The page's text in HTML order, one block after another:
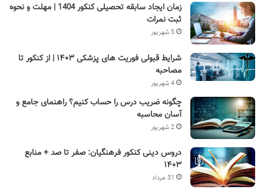
زمان ایجاد سابقه تحصیلی کنکور 1404 | مهلت و نحوه
ثبت نمرات
5 شهریور
شرایط قبولی فوریت های پزشکی ۱۴۰۳ | از کنکور تا
مصاحبه
4 شهریور
چگونه ضریب درس را حساب کنیم؟ راهنمای جامع و
آسان محاسبه
2 شهریور
دروس دینی کنکور فرهنگیان: صفر تا صد + منابع
۱۴۰۳
31 مرداد